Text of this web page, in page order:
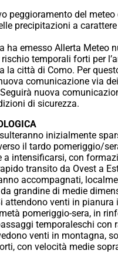
peggioramento del meteo
precipitazioni a
ha emesso Allerta Meteo
temporali forti per
la città di Como. Per
comunicazione via
nuova
di sicurezza.
inizialmente
il tardo pomeriggio/
a intensificarsi, con
transito da Ovest a
accompagnati,
grandine di medie
attendono venti in pianura
pomeriggio-sera, in
temporaleschi con
venti in montagna,
con velocità medie